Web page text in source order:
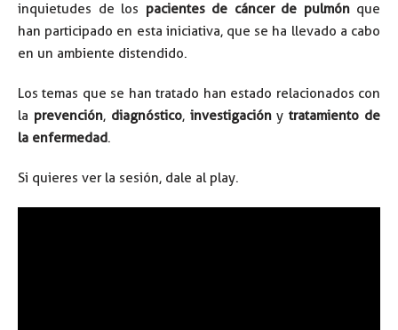
inquietudes de los pacientes de cáncer de pulmónque
han participado en esta iniciativa, que se ha llevado a cabo
en un ambiente distendido.
Los temas que se han tratado han estado relacionados con
la prevención, diagnóstico, investigaciónytratamiento de
la enfermedad.
Si quieres ver la sesión, dale al play.